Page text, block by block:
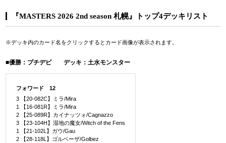
『MASTERS 2026 2nd season 札幌』トップ4デッキリスト
※デッキ内のカード名をクリックするとカード画像が表示されます。
■優勝：プチデビ デッキ：土水モンスター
フォワード 12
3 【20-082C】ミラ/Mira
1 【16-081R】ミラ/Mira
2 【25-089R】カイナッツォ/Cagnazzo
3 【23-104H】湿地の魔女/Witch of the Fens
1 【21-102L】ガウ/Gau
2 【28-118L】ゴルベーザ/Golbez